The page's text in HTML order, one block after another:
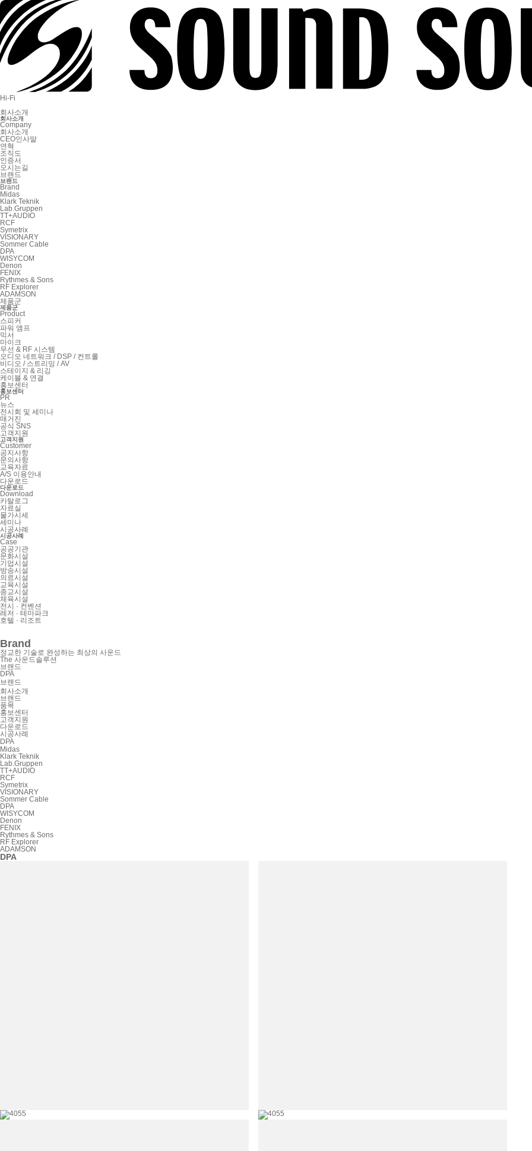
Hi-Fi
회사소개
회사소개
Company
회사소개
CEO인사말
연혁
조직도
인증서
오시는길
브랜드
브랜드
Brand
Midas
Klark Teknik
Lab.Gruppen
TT+AUDIO
RCF
Symetrix
VISIONARY
Sommer Cable
DPA
WISYCOM
Denon
FENIX
Rythmes & Sons
RF Explorer
ADAMSON
제품군
제품군
Product
스피커
파워 앰프
믹서
마이크
무선 & RF 시스템
오디오 네트워크 / DSP / 컨트롤
비디오 / 스트리밍 / AV
스테이지 & 리깅
케이블 & 연결
홍보센터
홍보센터
PR
뉴스
전시회 및 세미나
매거진
공식 SNS
고객지원
고객지원
Customer
공지사항
문의사항
교육자료
A/S 이용안내
다운로드
다운로드
Download
카탈로그
자료실
물가시세
세미나
시공사례
시공사례
Case
공공기관
문화시설
기업시설
방송시설
의료시설
교육시설
종교시설
체육시설
전시 · 컨벤션
레저 · 테마파크
호텔 · 리조트
Brand
정교한 기술로 완성하는 최상의 사운드
The 사운드솔루션
브랜드
DPA
브랜드
회사소개
브랜드
품목
홍보센터
고객지원
다운로드
시공사례
DPA
Midas
Klark Teknik
Lab.Gruppen
TT+AUDIO
RCF
Symetrix
VISIONARY
Sommer Cable
DPA
WISYCOM
Denon
FENIX
Rythmes & Sons
RF Explorer
ADAMSON
DPA